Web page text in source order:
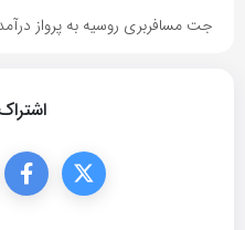
جت مسافربری روسیه به پرواز